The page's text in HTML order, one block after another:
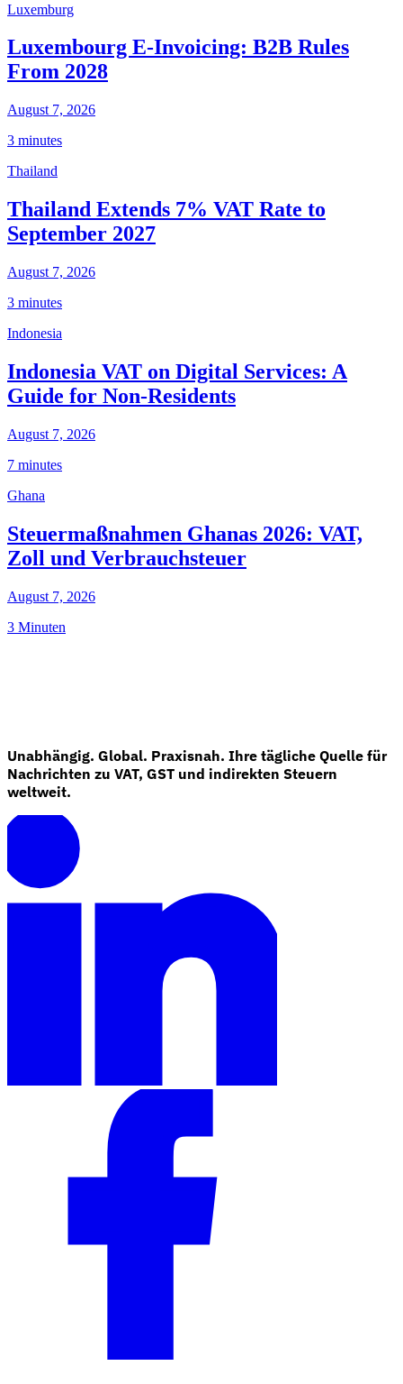
Luxemburg
Luxembourg E-Invoicing: B2B Rules
From 2028
August 7, 2026
3 minutes
Thailand
Thailand Extends 7% VAT Rate to
September 2027
August 7, 2026
3 minutes
Indonesia
Indonesia VAT on Digital Services: A
Guide for Non-Residents
August 7, 2026
7 minutes
Ghana
Steuermaßnahmen Ghanas 2026: VAT,
Zoll und Verbrauchsteuer
August 7, 2026
3 Minuten
Unabhängig. Global. Praxisnah. Ihre tägliche Quelle für
Nachrichten zu VAT, GST und indirekten Steuern
weltweit.